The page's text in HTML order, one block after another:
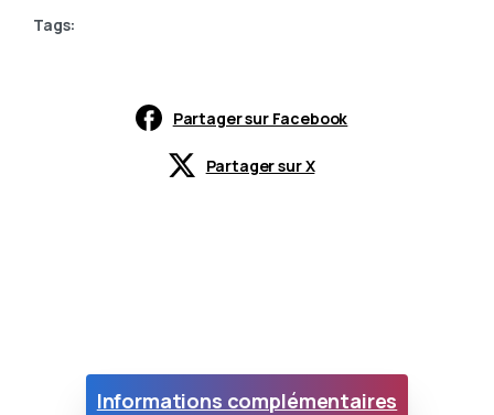
Tags:
Partager sur Facebook
Partager sur X
Informations complémentaires